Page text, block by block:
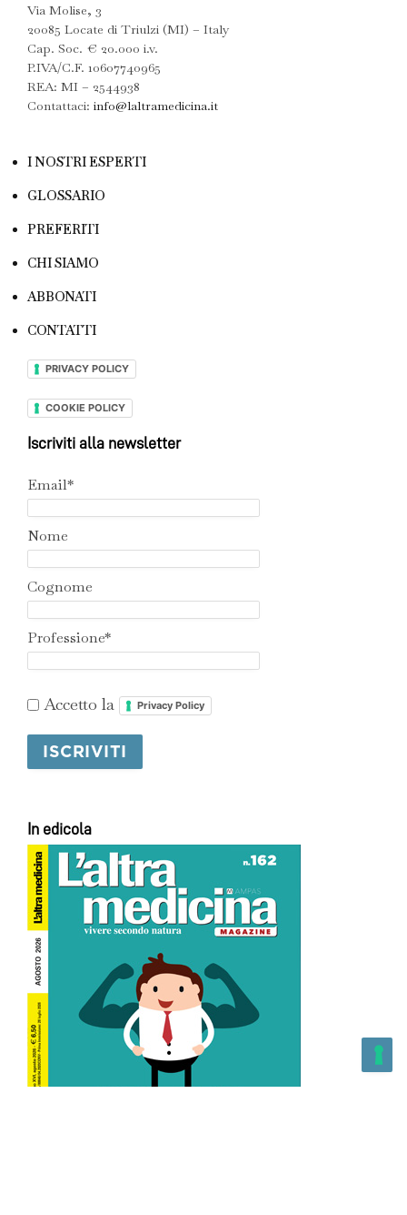
Via Molise, 3
20085 Locate di Triulzi (MI) – Italy
Cap. Soc. € 20.000 i.v.
P.IVA/C.F. 10607740965
REA: MI – 2544938
Contattaci: info@laltramedicina.it
I NOSTRI ESPERTI
GLOSSARIO
PREFERITI
CHI SIAMO
ABBONATI
CONTATTI
PRIVACY POLICY
COOKIE POLICY
Iscriviti alla newsletter
Email*
Nome
Cognome
Professione*
Accetto la Privacy Policy
In edicola